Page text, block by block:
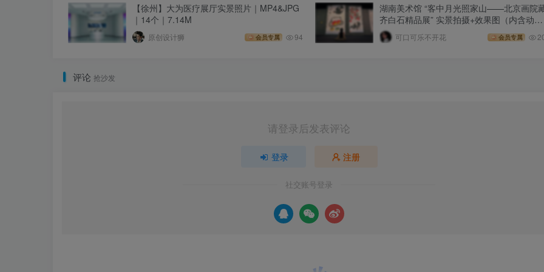
【徐州】大为医疗展厅实景照片｜MP4&JPG
｜14个｜7.14M
原创设计狮 会员专属 94
湖南美术馆 “客中月光照家山——北京画院
齐白石精品展” 实景拍摄+效果图（内含动
图）
可口可乐不开花 会员专属
评论 抢沙发
请登录后发表评论
登录 注册
社交账号登录